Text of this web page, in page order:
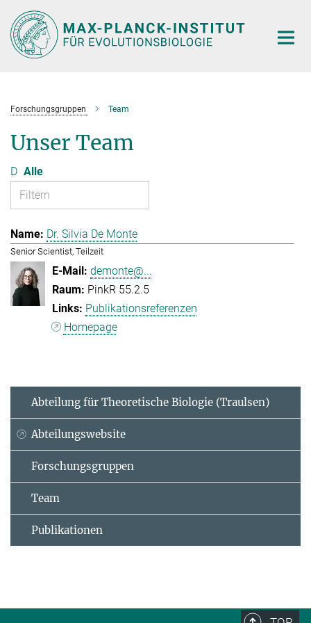
Hauptinhalt
Forschungsgruppen Team
Unser Team
D Alle
Dr. Silvia De Monte
Senior Scientist, Teilzeit
demonte@...
PinkR 55.2.5
Publikationsreferenzen
Homepage
Abteilung für Theoretische Biologie (Traulsen)
Abteilungswebsite
Forschungsgruppen
Team
Publikationen